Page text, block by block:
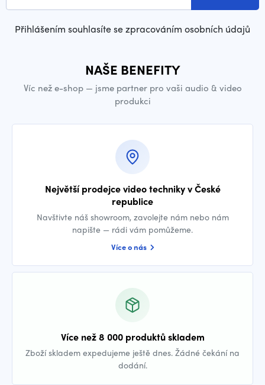
Přihlášením souhlasíte se zpracováním osobních údajů
NAŠE BENEFITY
Víc než e-shop — jsme partner pro vaši audio & video
produkci
Největší prodejce video techniky v České
republice
Navštivte náš showroom, zavolejte nám nebo nám
napište — rádi vám pomůžeme.
Více o nás
Více než 8 000 produktů skladem
Zboží skladem expedujeme ještě dnes. Žádné čekání na
dodání.